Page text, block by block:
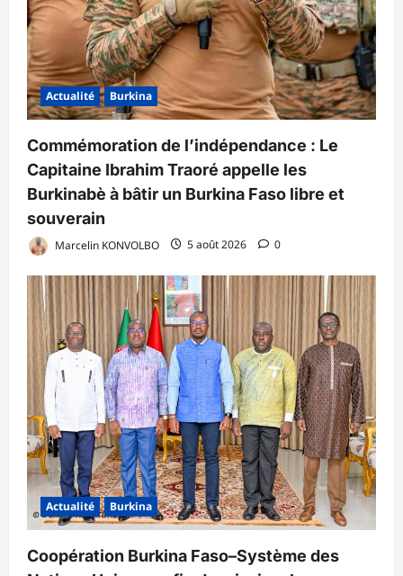
Actualité Burkina
Commémoration de l’indépendance : Le
Capitaine Ibrahim Traoré appelle les
Burkinabè à bâtir un Burkina Faso libre et
souverain
Marcelin KONVOLBO 5 août 2026 0
Actualité Burkina
Coopération Burkina Faso–Système des